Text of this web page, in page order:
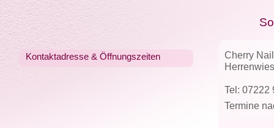
Cherry
Tel: 07222
Termine
Kontaktadresse & Öffnungszeiten